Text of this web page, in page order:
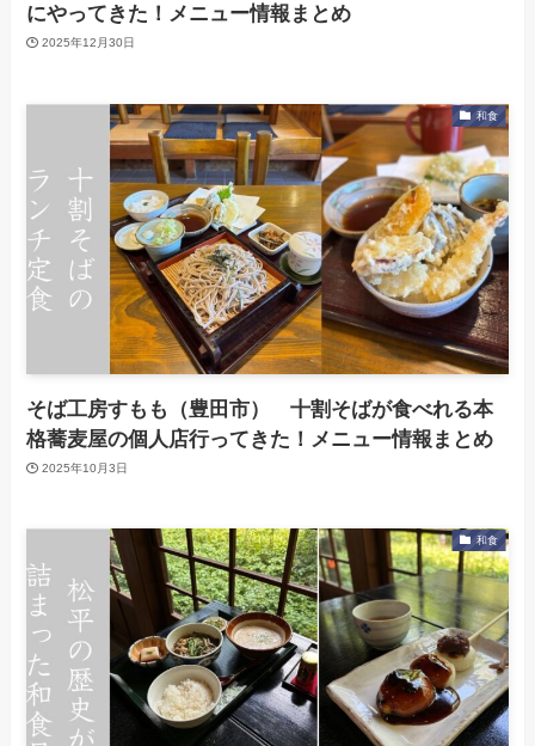
にやってきた！メニュー情報まとめ
2025年12月30日
和食
そば工房すもも（豊田市） 十割そばが食べれる本
格蕎麦屋の個人店行ってきた！メニュー情報まとめ
2025年10月3日
和食